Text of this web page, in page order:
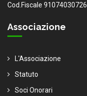
Cod.Fiscale 91074030726
Associazione
L'Associazione
Statuto
Soci Onorari